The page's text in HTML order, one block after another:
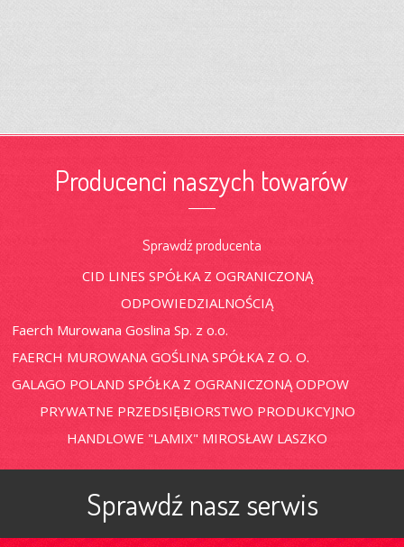
Producenci naszych towarów
Sprawdź producenta
CID LINES SPÓŁKA Z OGRANICZONĄ
ODPOWIEDZIALNOŚCIĄ
Faerch Murowana Goslina Sp. z o.o.
FAERCH MUROWANA GOŚLINA SPÓŁKA Z O. O.
GALAGO POLAND SPÓŁKA Z OGRANICZONĄ ODPOW
PRYWATNE PRZEDSIĘBIORSTWO PRODUKCYJNO
HANDLOWE "LAMIX" MIROSŁAW LASZKO
Sprawdź nasz serwis